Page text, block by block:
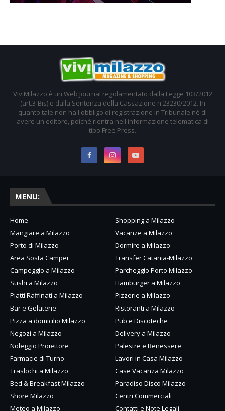
ViviMilazzo è un Web Journal regolamentato dalla Legge 103/2012
(art.3-Bis) e dalla Sentenza della Cassazione n.23230/2012. In
quanto tale non ha l'obbligo di registrazione in Tribunale nè di
avere un editore, poiché rientra nell'informazione telematica di
tipo Free Press.
MENU:
Home
Shopping a Milazzo
Mangiare a Milazzo
Vacanze a Milazzo
Porto di Milazzo
Dormire a Milazzo
Area Sosta Camper
Transfer Catania-Milazzo
Campeggio a Milazzo
Parcheggio Porto Milazzo
Sushi a Milazzo
Hamburger a Milazzo
Piatti Raffinati a Milazzo
Pizzerie a Milazzo
Bar e Gelaterie
Ristoranti a Milazzo
Pizza a domicilio Milazzo
Pub e Discoteche
Negozi a Milazzo
Delivery a Milazzo
Noleggio Proiettore
Palestre e Benessere
Farmacie di Turno
Lavori in Casa Milazzo
Traslochi a Milazzo
Case Vacanza Milazzo
Bed & Breakfast Milazzo
Paradiso Disco Milazzo
Shore Milazzo
Centri Commerciali
Meteo a Milazzo
Contatti e Note Legali